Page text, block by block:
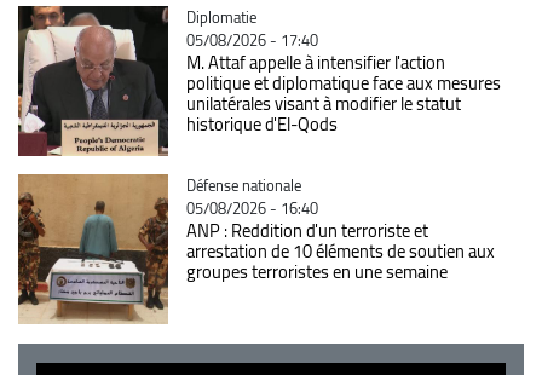
Catégorie
Diplomatie
05/08/2026 - 17:40
M. Attaf appelle à intensifier l'action
politique et diplomatique face aux mesures
unilatérales visant à modifier le statut
historique d'El-Qods
Catégorie
Défense nationale
05/08/2026 - 16:40
ANP : Reddition d'un terroriste et
arrestation de 10 éléments de soutien aux
groupes terroristes en une semaine